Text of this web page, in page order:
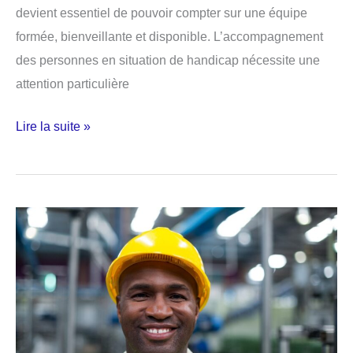
devient essentiel de pouvoir compter sur une équipe
formée, bienveillante et disponible. L’accompagnement
des personnes en situation de handicap nécessite une
attention particulière
Cap
à
expertise
et
accompagnement
sur
mesure
pour
Lire la suite »